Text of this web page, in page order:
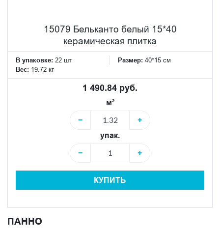
15079 Бельканто белый 15*40
керамическая плитка
В упаковке: 22 шт Размер: 40*15 см
Вес: 19.72 кг
1 490.84 руб.
м²
−
+
упак.
−
+
КУПИТЬ
ПАННО